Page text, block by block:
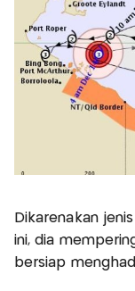
Dikarenakan
ini, dia
bersiap